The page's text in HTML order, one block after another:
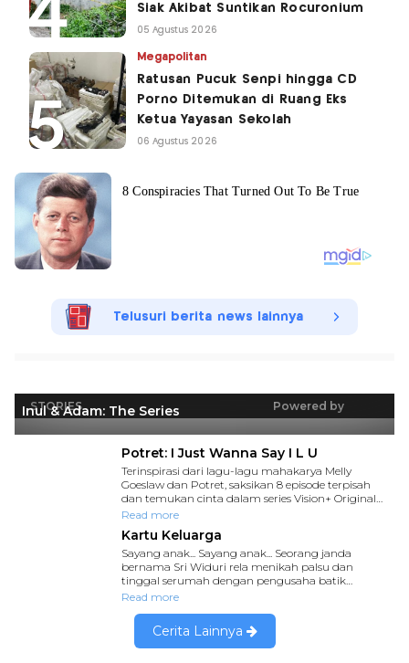
Siak Akibat Suntikan Rocuronium
05 Agustus 2026
Megapolitan
Ratusan Pucuk Senpi hingga CD
Porno Ditemukan di Ruang Eks
Ketua Yayasan Sekolah
06 Agustus 2026
Telusuri berita news lainnya